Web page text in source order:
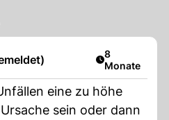
Artikel
8
Monate
eine zu höhe
sein oder dann